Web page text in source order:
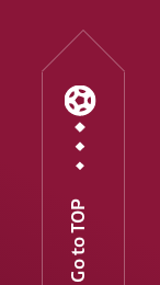
Go to TOP